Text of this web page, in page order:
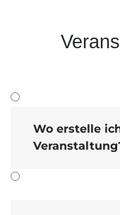
Wo erstelle